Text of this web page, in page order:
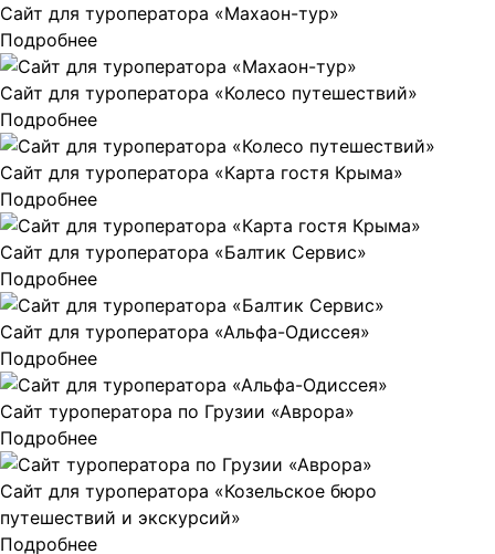
Сайт для туроператора «Махаон-тур»
Подробнее
Сайт для туроператора «Колесо путешествий»
Подробнее
Сайт для туроператора «Карта гостя Крыма»
Подробнее
Сайт для туроператора «Балтик Сервис»
Подробнее
Сайт для туроператора «Альфа-Одиссея»
Подробнее
Сайт туроператора по Грузии «Аврора»
Подробнее
Сайт для туроператора «Козельское бюро
путешествий и экскурсий»
Подробнее